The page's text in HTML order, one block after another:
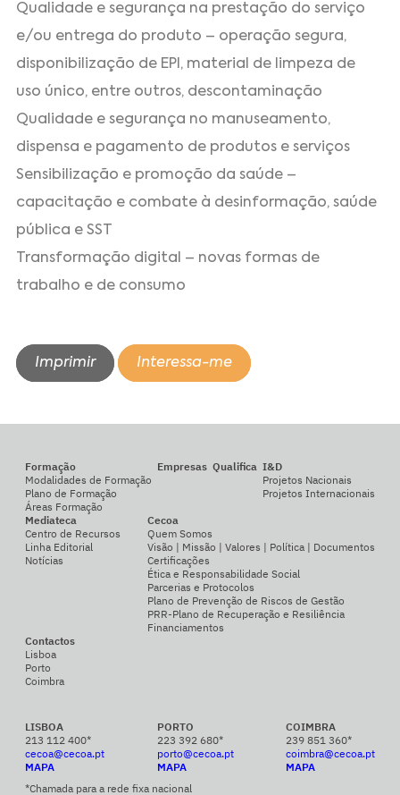
Qualidade e segurança na prestação do serviço
e/ou entrega do produto – operação segura,
disponibilização de EPI, material de limpeza de
uso único, entre outros, descontaminação
Qualidade e segurança no manuseamento,
dispensa e pagamento de produtos e serviços
Sensibilização e promoção da saúde –
capacitação e combate à desinformação, saúde
pública e SST
Transformação digital – novas formas de
trabalho e de consumo
Imprimir Interessa-me
Formação
Modalidades de Formação
Plano de Formação
Áreas Formação
Empresas Qualifica I&D
Projetos Nacionais
Projetos Internacionais
Mediateca
Centro de Recursos
Linha Editorial
Notícias
Cecoa
Quem Somos
Visão | Missão | Valores | Política | Documentos
Certificações
Ética e Responsabilidade Social
Parcerias e Protocolos
Plano de Prevenção de Riscos de Gestão
PRR-Plano de Recuperação e Resiliência
Financiamentos
Contactos
Lisboa
Porto
Coimbra
LISBOA
213 112 400*
cecoa@cecoa.pt
MAPA
PORTO
223 392 680*
porto@cecoa.pt
MAPA
COIMBRA
239 851 360*
coimbra@cecoa.pt
MAPA
*Chamada para a rede fixa nacional